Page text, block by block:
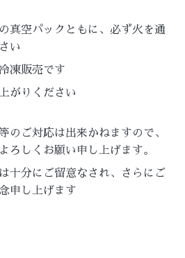
真空パックともに、必ず火を通
い
凍販売です
がりください
のご対応は出来かねますので、
ろしくお願い申し上げます。
十分にご留意なされ、さらにご
申し上げます